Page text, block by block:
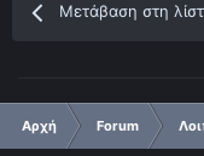
Μετάβαση στη
Αρχή Forum